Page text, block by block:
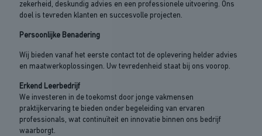
zekerheid, deskundig advies en een professionele uitvoering. Ons
doel is tevreden klanten en succesvolle projecten.
Persoonlijke Benadering
Wij bieden vanaf het eerste contact tot de oplevering helder advies
en maatwerkoplossingen. Uw tevredenheid staat bij ons voorop.
Erkend Leerbedrijf
We investeren in de toekomst door jonge vakmensen
praktijkervaring te bieden onder begeleiding van ervaren
professionals, wat continuïteit en innovatie binnen ons bedrijf
waarborgt.